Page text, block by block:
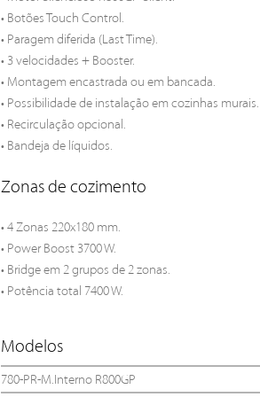
• Botões Touch Control.
• Paragem diferida (Last Time).
• 3 velocidades + Booster.
• Montagem encastrada ou em bancada.
• Possibilidade de instalação em cozinhas murais.
• Recirculação opcional.
• Bandeja de líquidos.
Zonas de cozimento
• 4 Zonas 220x180 mm.
• Power Boost 3700 W.
• Bridge em 2 grupos de 2 zonas.
• Potência total 7400 W.
Modelos
780-PR-M.Interno R800GP